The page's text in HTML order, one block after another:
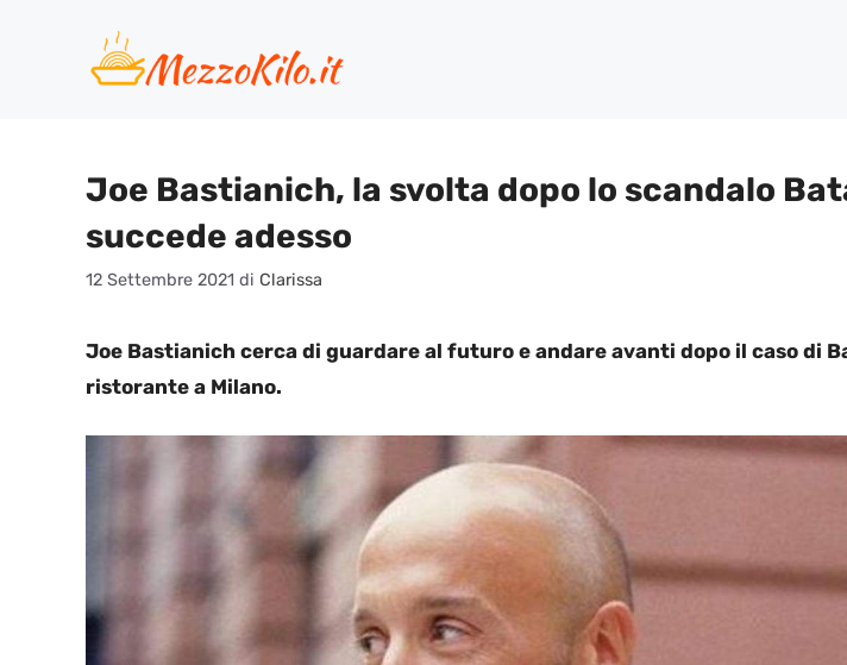
contenuto
Joe Bastianich, la svolta dopo lo scandalo
succede adesso
12 Settembre 2021 di Clarissa
Joe Bastianich cerca di guardare al futuro e andare avanti dopo il caso di
ristorante a Milano.